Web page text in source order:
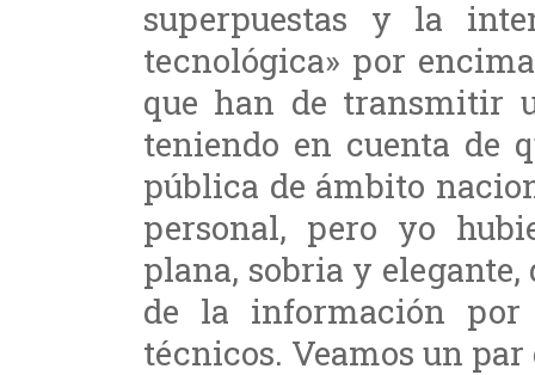
superpuestas y la
tecnológica» por
que han de transmitir
teniendo en cuenta de
pública de ámbito
personal, pero yo
plana, sobria y
de la información por
técnicos. Veamos un par